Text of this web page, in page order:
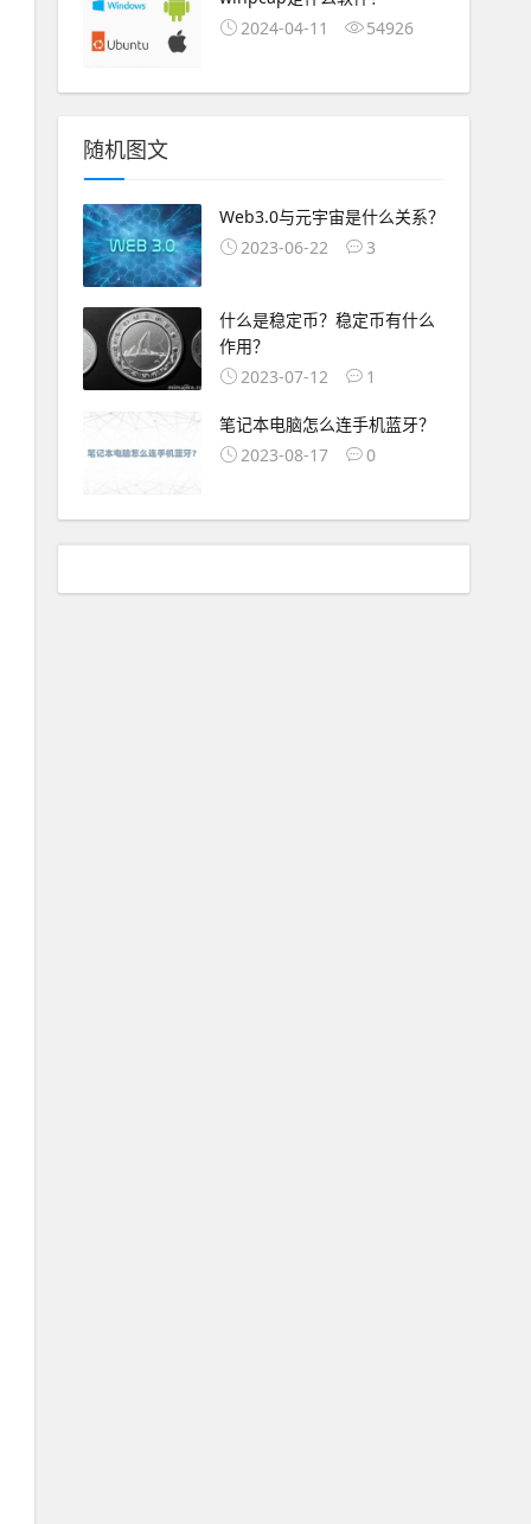
2024-04-11
54926
随机图文
Web3.0与元宇宙是什么关系？
2023-06-22
3
什么是稳定币？稳定币有什么
作用？
2023-07-12
1
笔记本电脑怎么连手机蓝牙？
2023-08-17
0